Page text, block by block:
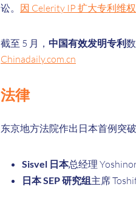
讼。 因 Celerity IP 扩大专利维
截至 5 月， 中国有效发明专利
Chinadaily.com.cn
法律
东京地方法院作出日本首例突
Sisvel 日本总经理
日本 SEP 研究组主席